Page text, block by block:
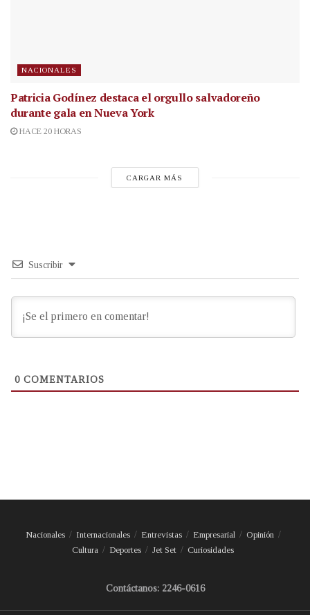
NACIONALES
Patricia Godínez destaca el orgullo salvadoreño
durante gala en Nueva York
HACE 20 HORAS
CARGAR MÁS
Suscribir
0 COMENTARIOS
Nacionales Internacionales Entrevistas Empresarial
Opinión
Cultura
Deportes Jet Set Curiosidades
Contáctanos: 2246-0616